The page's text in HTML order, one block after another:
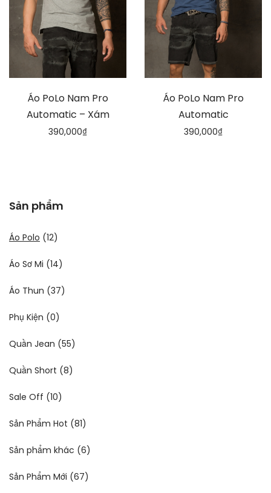
Áo PoLo Nam Pro
Automatic – Xám
390,000₫
Áo PoLo Nam Pro
Automatic
390,000₫
Sản phẩm
Áo Polo (12)
Áo Sơ Mi (14)
Áo Thun (37)
Phụ Kiện (0)
Quần Jean (55)
Quần Short (8)
Sale Off (10)
Sản Phẩm Hot (81)
Sản phẩm khác (6)
Sản Phẩm Mới (67)